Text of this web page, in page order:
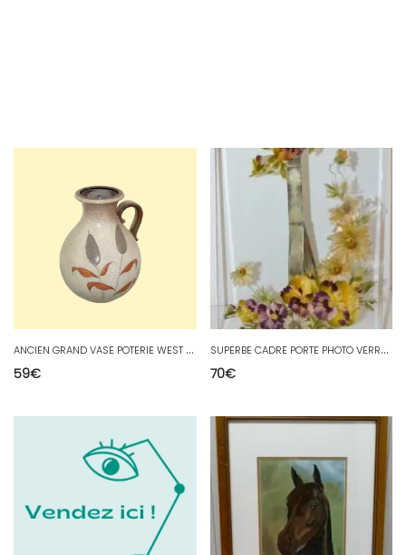
A
NCIEN GRAND VASE POTERIE WEST GERMANY VINTAGE COLLECTION DECO XXe 1950/60
59€
S
UPERBE CADRE PORTE PHOTO VERRE PEINT PENSEES MULTICOLORES IMPRESSIONNISTE XIXe
70€